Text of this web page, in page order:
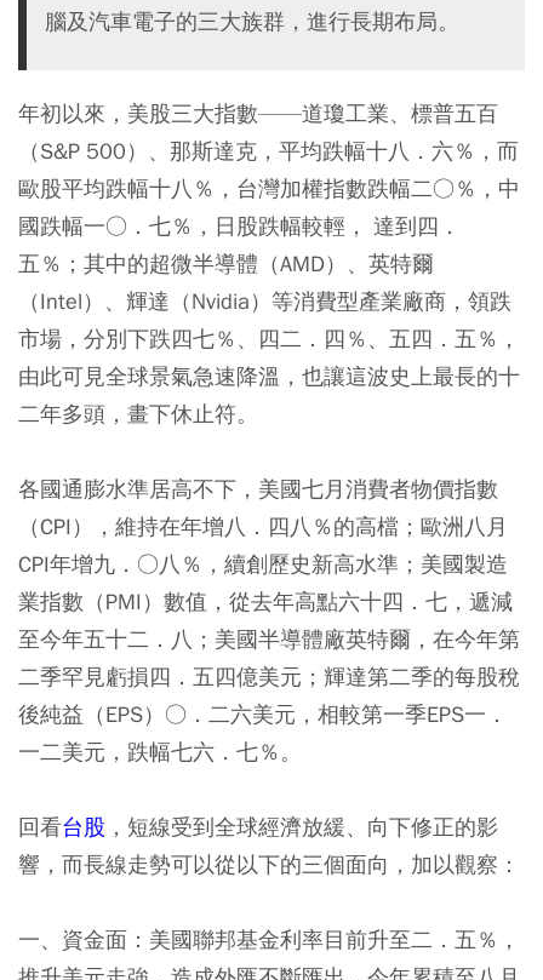
腦及汽車電子的三大族群，進行長期布局。
年初以來，美股三大指數——道瓊工業、標普五百
（S&P 500）、那斯達克，平均跌幅十八．六％，而
歐股平均跌幅十八％，台灣加權指數跌幅二○％，中
國跌幅一○．七％，日股跌幅較輕， 達到四．
五％；其中的超微半導體（AMD）、英特爾
（Intel）、輝達（Nvidia）等消費型產業廠商，領跌
市場，分別下跌四七％、四二．四％、五四．五％，
由此可見全球景氣急速降溫，也讓這波史上最長的十
二年多頭，畫下休止符。
各國通膨水準居高不下，美國七月消費者物價指數
（CPI），維持在年增八．四八％的高檔；歐洲八月
CPI年增九．○八％，續創歷史新高水準；美國製造
業指數（PMI）數值，從去年高點六十四．七，遞減
至今年五十二．八；美國半導體廠英特爾，在今年第
二季罕見虧損四．五四億美元；輝達第二季的每股稅
後純益（EPS）○．二六美元，相較第一季EPS一．
一二美元，跌幅七六．七％。
回看台股 ，短線受到全球經濟放緩、向下修正的影
響，而長線走勢可以從以下的三個面向，加以觀察：
一、資金面：美國聯邦基金利率目前升至二．五％，